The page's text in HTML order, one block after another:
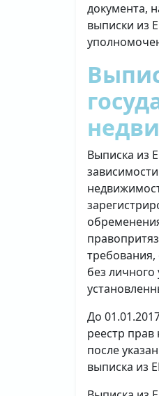
документа,
выписки из
Выписка из
требования,
без
До
реестр
после
выписка из